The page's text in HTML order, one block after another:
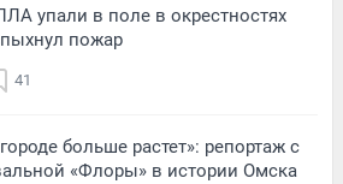
упали в поле в окрестностях
пожар
41
больше растет»: репортаж с
«Флоры» в истории Омска